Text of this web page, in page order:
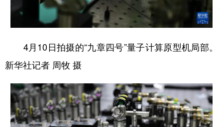
4月10日拍摄的“九章四号”量子计算原型机局部。
新华社记者 周牧 摄